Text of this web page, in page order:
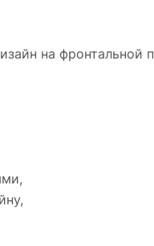
на фронтальной